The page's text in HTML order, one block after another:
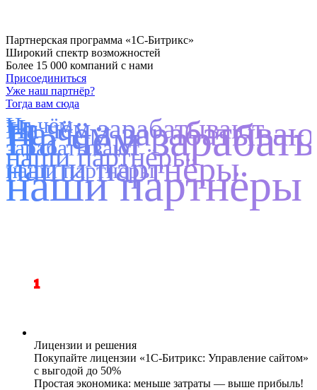
Партнерская программа «1С-Битрикс»
Широкий спектр возможностей
Более 15 000 компаний с нами
Присоединиться
Уже наш партнёр?
Тогда вам сюда
На чём
наши партнёры
На чём
наши партнёры
На чём зарабатывают
наши партнёры
На чём
зарабатывают
наши партнёры
1
Лицензии и решения
Покупайте лицензии «1С-Битрикс: Управление сайтом»
с выгодой до 50%
Простая экономика: меньше затраты — выше прибыль!